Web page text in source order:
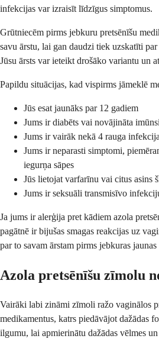
infekcijas var izraisīt līdzīgus simptomus.
Grūtniecēm pirms jebkuru pretsēnīšu
savu ārstu, lai gan daudzi tiek uzskatīti
Jūsu ārsts var ieteikt drošāko variantu un
Papildu situācijas, kad vispirms jāmeklē
Jūs esat jaunāks par 12 gadiem
Jums ir diabēts vai novājināta
Jums ir vairāk nekā 4 rauga
Jums ir neparasti simptomi,
iegurņa sāpes
Jūs lietojat varfarīnu vai citus asins
Jums ir seksuāli transmisīvo
Ja jums ir alerģija pret kādiem azola
pagātnē ir bijušas smagas reakcijas uz
par to savam ārstam pirms jebkuras jaunas
Azola pretsēnīšu zīmolu
Vairāki labi zināmi zīmoli ražo vaginālos
medikamentus, katrs piedāvājot dažādas
ilgumu, lai apmierinātu dažādas vēlmes